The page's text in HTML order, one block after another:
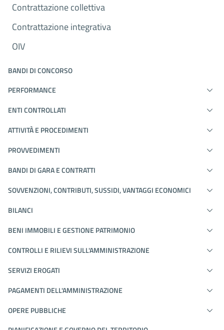
Contrattazione collettiva
Contrattazione integrativa
OIV
BANDI DI CONCORSO
PERFORMANCE
ENTI CONTROLLATI
ATTIVITÀ E PROCEDIMENTI
PROVVEDIMENTI
BANDI DI GARA E CONTRATTI
SOVVENZIONI, CONTRIBUTI, SUSSIDI, VANTAGGI ECONOMICI
BILANCI
BENI IMMOBILI E GESTIONE PATRIMONIO
CONTROLLI E RILIEVI SULL'AMMINISTRAZIONE
SERVIZI EROGATI
PAGAMENTI DELL'AMMINISTRAZIONE
OPERE PUBBLICHE